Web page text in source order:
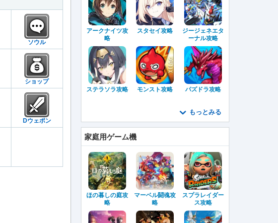
ソウル
ショップ
Dウェポン
アークナイツ攻
略
スタセイ攻略
ジージェネエタ
ーナル攻略
ステラソラ攻略 モンスト攻略 パズドラ攻略
もっとみる
家庭用ゲーム機
ほの暮しの庭攻
略
マーベル闘魂攻
略
スプラレイダー
ス攻略